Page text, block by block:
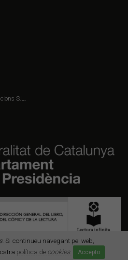
. Si continueu navegant pel web,
política de cookies. Accepto
S.L.